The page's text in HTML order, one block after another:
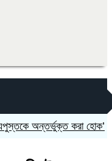
অন্তর্ভুক্ত করা হোক’